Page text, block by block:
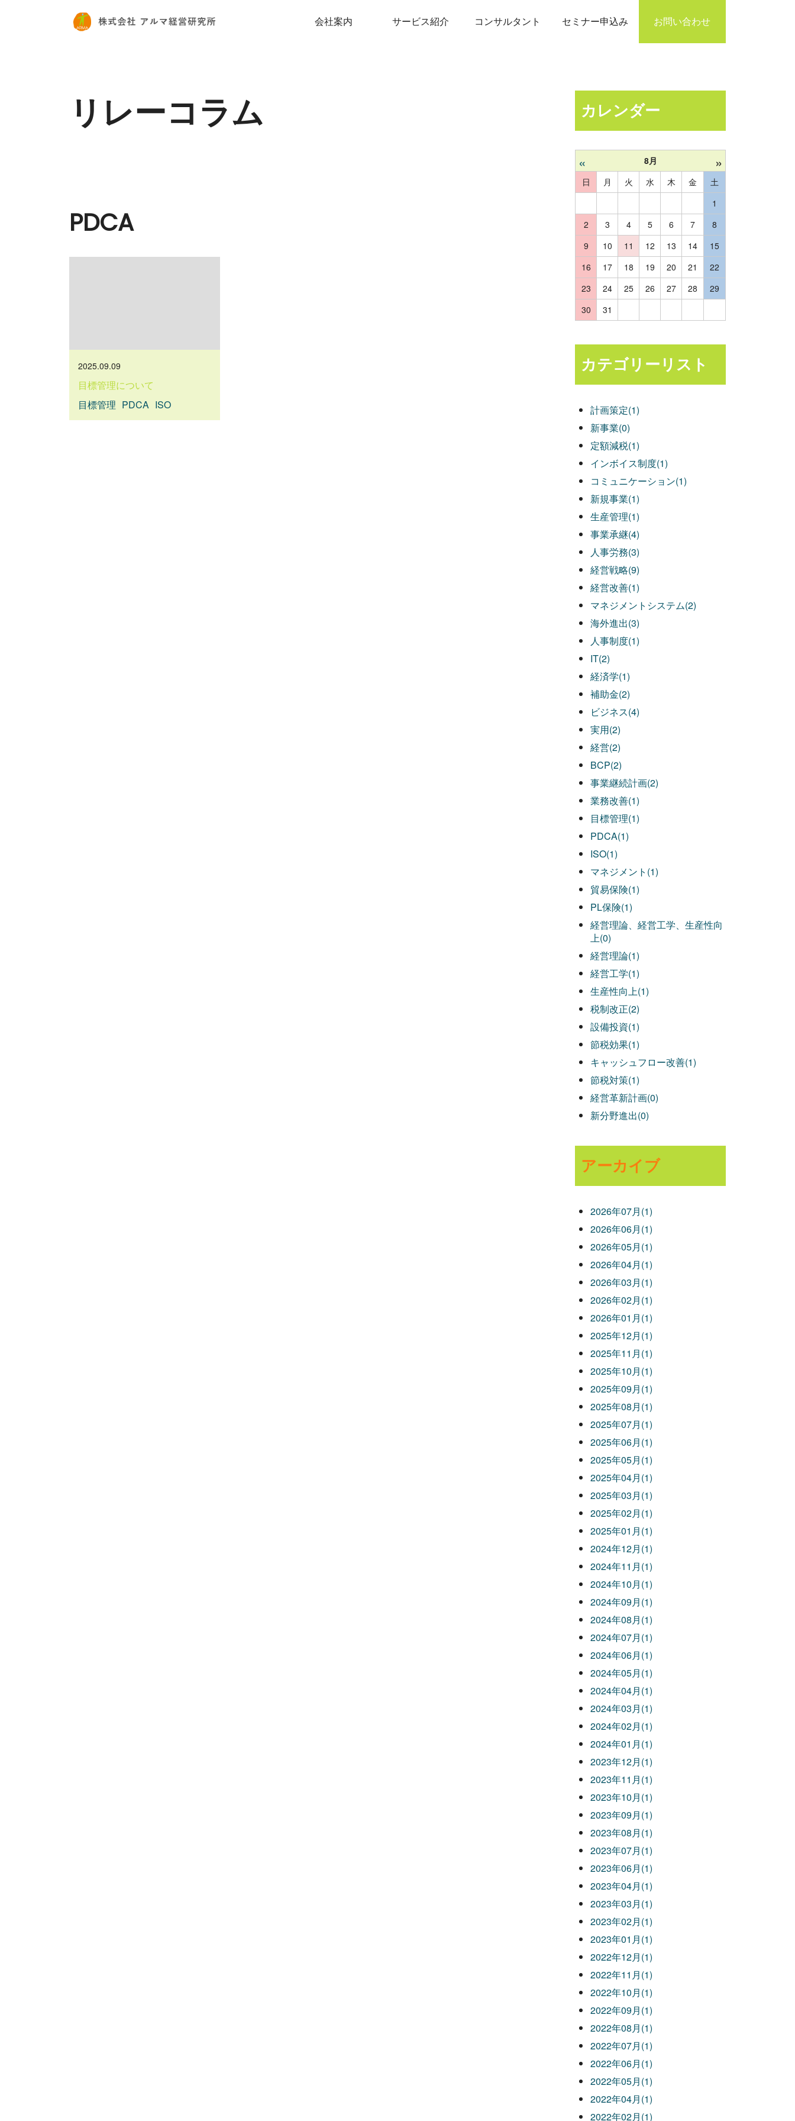
会社案内 サービス紹介 コンサルタント セミナー申込み お問い合わせ
リレーコラム
PDCA
目標管理について
2025.09.09
目標管理 PDCA ISO
カレンダー
« 8月 »
日 月 火 水 木 金
土
1
2
3 4 5 6 7
8
9
10 11 12 13 14
15
16
17 18 19 20 21
22
23
24 25 26 27 28
29
30
31
カテゴリーリスト
計画策定(1)
新事業(0)
定額減税(1)
インボイス制度(1)
コミュニケーション(1)
新規事業(1)
生産管理(1)
事業承継(4)
人事労務(3)
経営戦略(9)
経営改善(1)
マネジメントシステム(2)
海外進出(3)
人事制度(1)
IT(2)
経済学(1)
補助金(2)
ビジネス(4)
実用(2)
経営(2)
BCP(2)
事業継続計画(2)
業務改善(1)
目標管理(1)
PDCA(1)
ISO(1)
マネジメント(1)
貿易保険(1)
PL保険(1)
経営理論、経営工学、生産性向
上(0)
経営理論(1)
経営工学(1)
生産性向上(1)
税制改正(2)
設備投資(1)
節税効果(1)
キャッシュフロー改善(1)
節税対策(1)
経営革新計画(0)
新分野進出(0)
アーカイブ
2026年07月(1)
2026年06月(1)
2026年05月(1)
2026年04月(1)
2026年03月(1)
2026年02月(1)
2026年01月(1)
2025年12月(1)
2025年11月(1)
2025年10月(1)
2025年09月(1)
2025年08月(1)
2025年07月(1)
2025年06月(1)
2025年05月(1)
2025年04月(1)
2025年03月(1)
2025年02月(1)
2025年01月(1)
2024年12月(1)
2024年11月(1)
2024年10月(1)
2024年09月(1)
2024年08月(1)
2024年07月(1)
2024年06月(1)
2024年05月(1)
2024年04月(1)
2024年03月(1)
2024年02月(1)
2024年01月(1)
2023年12月(1)
2023年11月(1)
2023年10月(1)
2023年09月(1)
2023年08月(1)
2023年07月(1)
2023年06月(1)
2023年04月(1)
2023年03月(1)
2023年02月(1)
2023年01月(1)
2022年12月(1)
2022年11月(1)
2022年10月(1)
2022年09月(1)
2022年08月(1)
2022年07月(1)
2022年06月(1)
2022年05月(1)
2022年04月(1)
2022年02月(1)